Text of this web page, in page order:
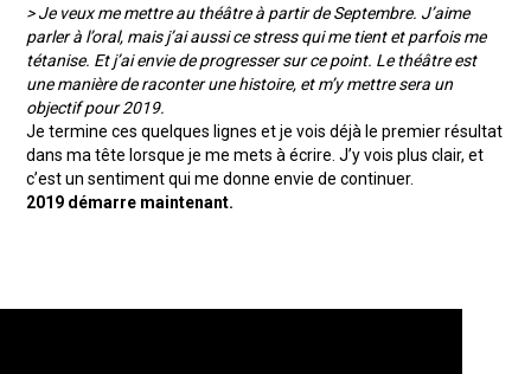
> Je veux me mettre au théâtre à partir de Septembre. J’aime
parler à l’oral, mais j’ai aussi ce stress qui me tient et parfois me
tétanise. Et j’ai envie de progresser sur ce point. Le théâtre est
une manière de raconter une histoire, et m’y mettre sera un
objectif pour 2019.
Je termine ces quelques lignes et je vois déjà le premier résultat
dans ma tête lorsque je me mets à écrire. J’y vois plus clair, et
c’est un sentiment qui me donne envie de continuer.
2019 démarre maintenant.